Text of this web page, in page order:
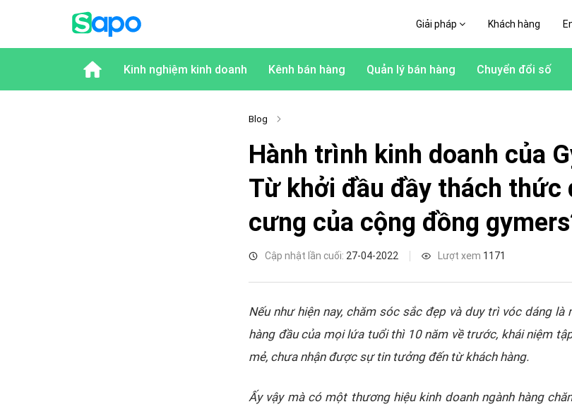
Giải pháp Khách hàng
Kinh nghiệm kinh doanh Kênh bán hàng Quản lý bán hàng Chuyển đổi số
Blog
Hành trình kinh doanh của
Từ khởi đầu đầy thách thức
cưng của cộng đồng
Cập nhật lần cuối: 27-04-2022 Lượt xem 1171
Nếu như hiện nay, chăm sóc sắc đẹp và duy trì vóc dáng
hàng đầu của mọi lứa tuổi thì 10 năm về trước, khái niệm
mẻ, chưa nhận được sự tin tưởng đến từ khách hàng.
Ấy vậy mà có một thương hiệu kinh doanh ngành hàng